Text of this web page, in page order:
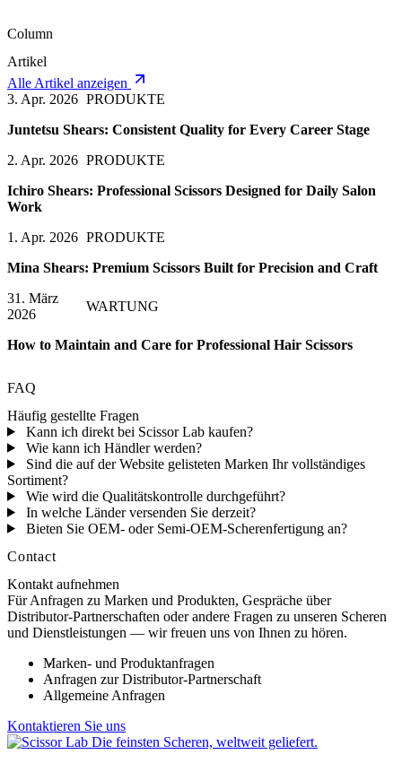
Column
Artikel
Alle Artikel anzeigen
3. Apr. 2026 PRODUKTE
Juntetsu Shears: Consistent Quality for Every Career Stage
2. Apr. 2026 PRODUKTE
Ichiro Shears: Professional Scissors Designed for Daily Salon
Work
1. Apr. 2026 PRODUKTE
Mina Shears: Premium Scissors Built for Precision and Craft
31. März
2026
WARTUNG
How to Maintain and Care for Professional Hair Scissors
FAQ
Häufig gestellte Fragen
Kann ich direkt bei Scissor Lab kaufen?
Wie kann ich Händler werden?
Sind die auf der Website gelisteten Marken Ihr vollständiges
Sortiment?
Wie wird die Qualitätskontrolle durchgeführt?
In welche Länder versenden Sie derzeit?
Bieten Sie OEM- oder Semi-OEM-Scherenfertigung an?
Contact
Kontakt aufnehmen
Für Anfragen zu Marken und Produkten, Gespräche über
Distributor-Partnerschaften oder andere Fragen zu unseren Scheren
und Dienstleistungen — wir freuen uns von Ihnen zu hören.
Marken- und Produktanfragen
Anfragen zur Distributor-Partnerschaft
Allgemeine Anfragen
Kontaktieren Sie uns
Die feinsten Scheren, weltweit geliefert.